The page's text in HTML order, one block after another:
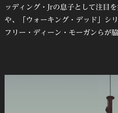
ッディング・Jrの息子として注目
や、「ウォーキング・デッド」シ
フリー・ディーン・モーガンらが